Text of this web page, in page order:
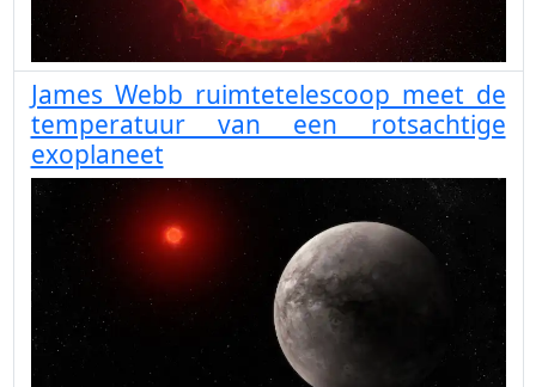
James Webb ruimtetelescoop meet de
temperatuur van een rotsachtige
exoplaneet